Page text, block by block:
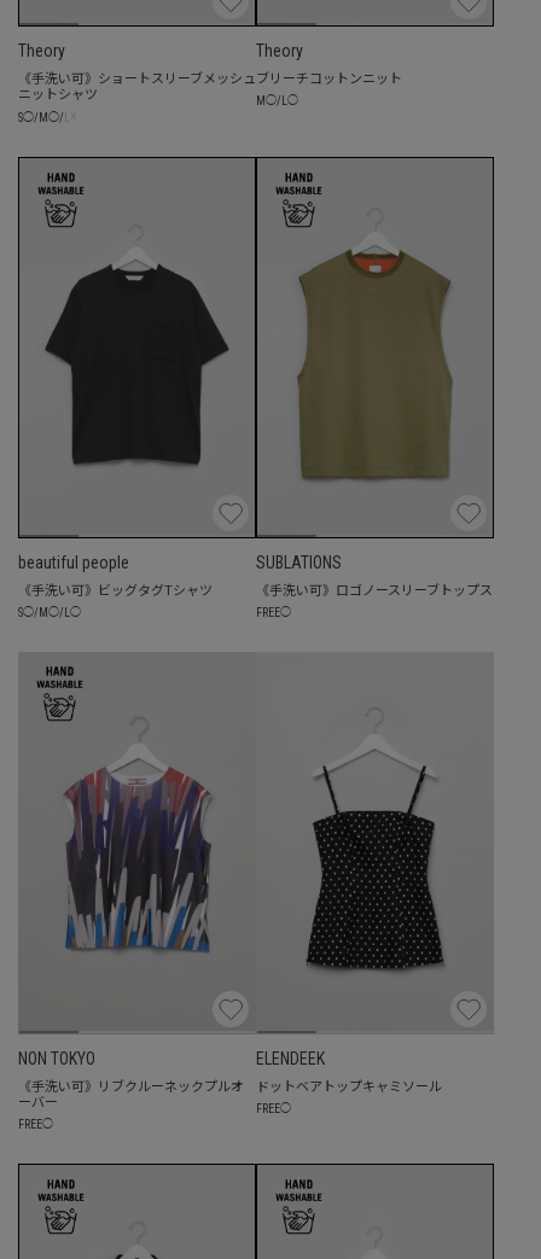
Theory
《手洗い可》ショートスリーブメッシュ
ニットシャツ
S◯/ M ◯/
Theory
ブリーチコットンニット
M ◯/ L◯
beautiful people
《手洗い可》ビッグタグTシャツ
S◯/ M ◯/ L◯
SUBLATIONS
《手洗い可》ロゴノースリーブトップス
FREE◯
NON TOKYO
《手洗い可》リブクルーネックプルオ
ーバー
FREE◯
ELENDEEK
ドットベアトップキャミソール
FREE◯